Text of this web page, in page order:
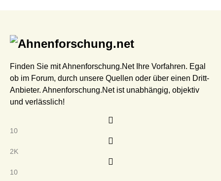
Finden Sie mit Ahnenforschung.Net Ihre Vorfahren. Egal
ob im Forum, durch unsere Quellen oder über einen Dritt-
Anbieter. Ahnenforschung.Net ist unabhängig, objektiv
und verlässlich!
10
2K
10